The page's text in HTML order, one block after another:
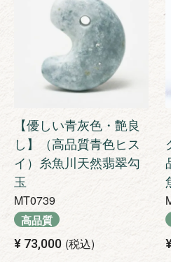
【優しい青灰色・艶良
し】（高品質青色ヒス
イ）糸魚川天然翡翠勾
玉
MT0739
高品質
¥ 73,000 税込